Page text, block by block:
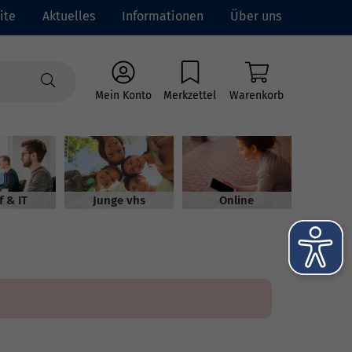
Aktuelles Informationen Über uns
Mein Konto Merkzettel Warenkorb
& IT Junge vhs Online